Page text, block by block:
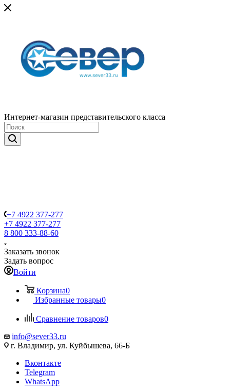
Интернет-магазин представительского класса
+7 4922 377-277
+7 4922 377-277
8 800 333-88-60
Заказать звонок
Задать вопрос
Войти
Корзина0
Избранные товары0
Сравнение товаров0
info@sever33.ru
г. Владимир, ул. Куйбышева, 66-Б
Вконтакте
Telegram
WhatsApp